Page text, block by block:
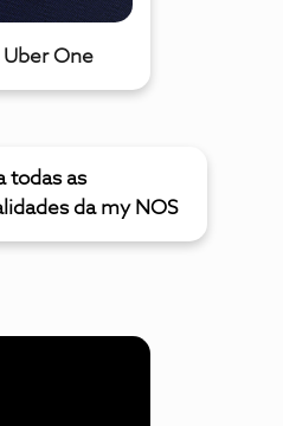
One
todas as
da my NOS